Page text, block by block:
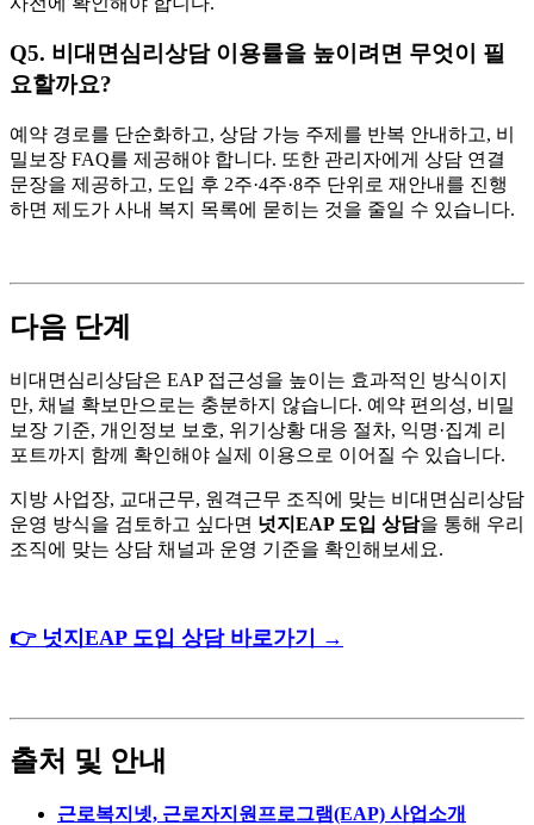
Q5. 비대면심리상담 이용률을 높이려면 무엇이 필
요할까요?
예약 경로를 단순화하고, 상담 가능 주제를 반복 안내하고, 비
밀보장 FAQ를 제공해야 합니다. 또한 관리자에게 상담 연결
문장을 제공하고, 도입 후 2주·4주·8주 단위로 재안내를 진행
하면 제도가 사내 복지 목록에 묻히는 것을 줄일 수 있습니다.
다음 단계
비대면심리상담은 EAP 접근성을 높이는 효과적인 방식이지
만, 채널 확보만으로는 충분하지 않습니다. 예약 편의성, 비밀
보장 기준, 개인정보 보호, 위기상황 대응 절차, 익명·집계 리
포트까지 함께 확인해야 실제 이용으로 이어질 수 있습니다.
지방 사업장, 교대근무, 원격근무 조직에 맞는 비대면심리상담
운영 방식을 검토하고 싶다면 넛지EAP 도입 상담을 통해 우리
조직에 맞는 상담 채널과 운영 기준을 확인해보세요.
👉 넛지 EAP 도입 상담 바로가기 →
출처 및 안내
근로복지넷, 근로자지원프로그램(EAP) 사업소개